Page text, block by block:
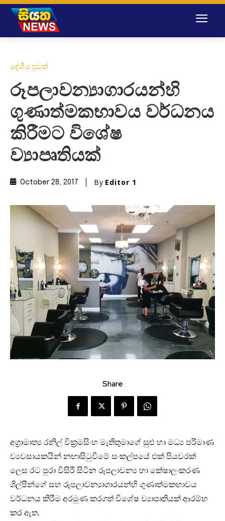
දේශීය පුවත්
රූපලාවන්‍යාගාරයන්හි
ගුණාත්මකභාවය වර්ධනය
කිරීමට විශේෂ
ව්‍යාපෘතියක්
October 28, 2017 By Editor 1
Share
අග‍්‍රාමාත්‍ය රනිල් වික්‍රමසිංහ මැතිතුමාගේ සුළු හා මධ්‍ය පරිමාණ
ව්‍යවසායකයින් නඟාසිටුවීමේ සංකල්පයේ එක් පියවරක්
ලෙස රට පුරා විසිරී සිටින රූපලාවන්‍ය හා කේෂාලංකරණ
ශිල්පීන්ගේ සහ රූපලාවන්‍යාගාරයන්හි ගුණාත්මකභාවය
වර්ධනය කිරීම අරමුණ කරගත් විශේෂ ව්‍යාපෘතියක් ආරම්භ
කර ඇත.